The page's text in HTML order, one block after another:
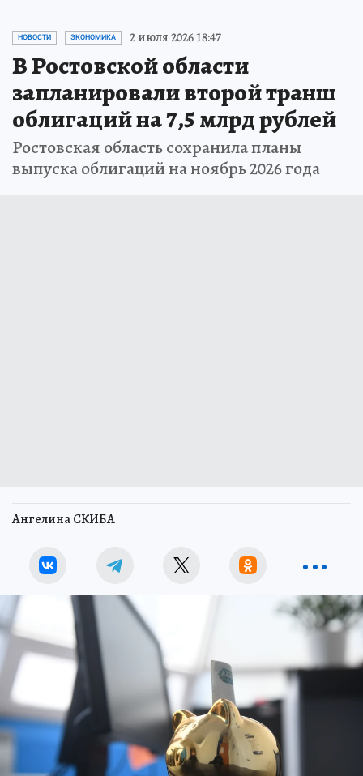
НОВОСТИ ЭКОНОМИКА 2 июля 2026 18:47
В Ростовской области
запланировали второй транш
облигаций на 7,5 млрд рублей
Ростовская область сохранила планы
выпуска облигаций на ноябрь 2026 года
Ангелина СКИБА